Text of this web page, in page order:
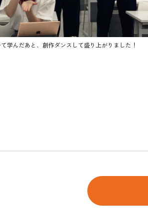
学んだあと、創作ダンスして盛り上がりました！